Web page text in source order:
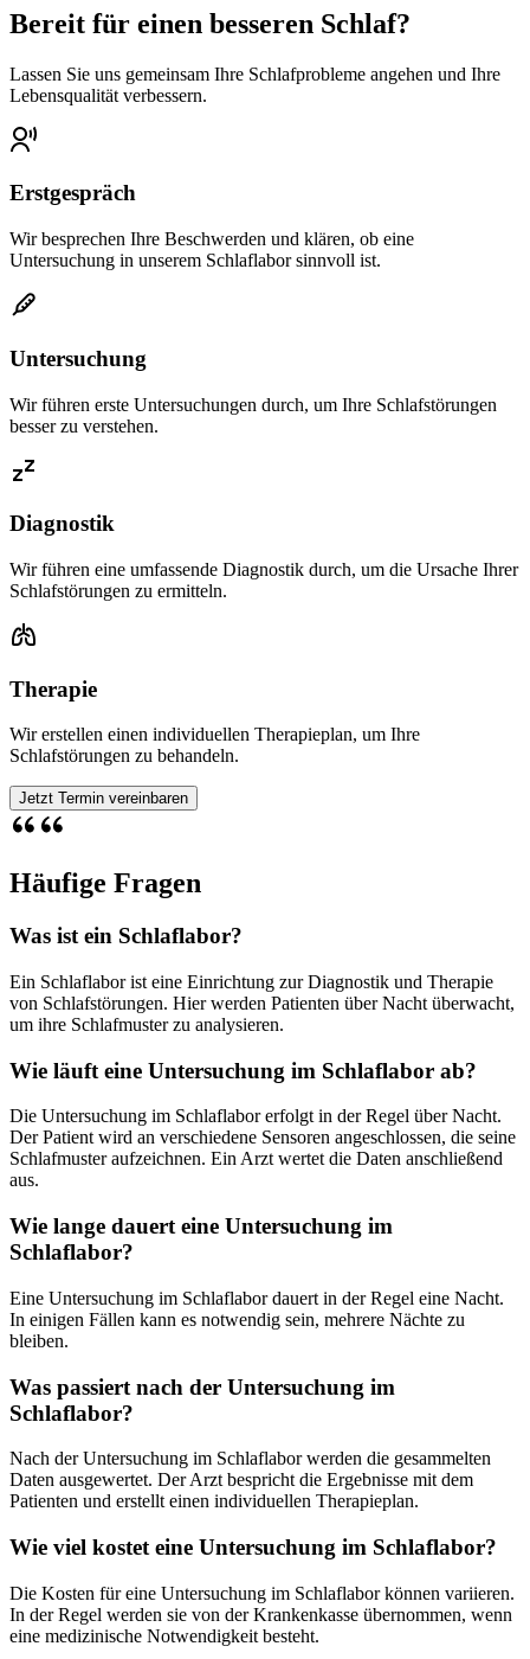
Bereit für einen besseren Schlaf?
Lassen Sie uns gemeinsam Ihre Schlafprobleme angehen und Ihre
Lebensqualität verbessern.
Erstgespräch
Wir besprechen Ihre Beschwerden und klären, ob eine
Untersuchung in unserem Schlaflabor sinnvoll ist.
Untersuchung
Wir führen erste Untersuchungen durch, um Ihre Schlafstörungen
besser zu verstehen.
Diagnostik
Wir führen eine umfassende Diagnostik durch, um die Ursache Ihrer
Schlafstörungen zu ermitteln.
Therapie
Wir erstellen einen individuellen Therapieplan, um Ihre
Schlafstörungen zu behandeln.
Jetzt Termin vereinbaren
Häufige Fragen
Was ist ein Schlaflabor?
Ein Schlaflabor ist eine Einrichtung zur Diagnostik und Therapie
von Schlafstörungen. Hier werden Patienten über Nacht überwacht,
um ihre Schlafmuster zu analysieren.
Wie läuft eine Untersuchung im Schlaflabor ab?
Die Untersuchung im Schlaflabor erfolgt in der Regel über Nacht.
Der Patient wird an verschiedene Sensoren angeschlossen, die seine
Schlafmuster aufzeichnen. Ein Arzt wertet die Daten anschließend
aus.
Wie lange dauert eine Untersuchung im
Schlaflabor?
Eine Untersuchung im Schlaflabor dauert in der Regel eine Nacht.
In einigen Fällen kann es notwendig sein, mehrere Nächte zu
bleiben.
Was passiert nach der Untersuchung im
Schlaflabor?
Nach der Untersuchung im Schlaflabor werden die gesammelten
Daten ausgewertet. Der Arzt bespricht die Ergebnisse mit dem
Patienten und erstellt einen individuellen Therapieplan.
Wie viel kostet eine Untersuchung im Schlaflabor?
Die Kosten für eine Untersuchung im Schlaflabor können variieren.
In der Regel werden sie von der Krankenkasse übernommen, wenn
eine medizinische Notwendigkeit besteht.